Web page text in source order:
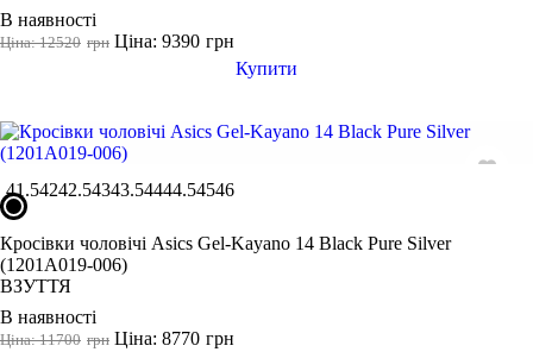
Показати більше
Виробник
В наявності
грн
Ціна: 12520 грн
Ціна: 9390
Купити
41.54242.54343.54444.54546
Кросівки чоловічі Asics Gel-Kayano 14 Black Pure Silver
(1201A019-006)
ВЗУТТЯ
В наявності
грн
Ціна: 11700 грн
Ціна: 8770